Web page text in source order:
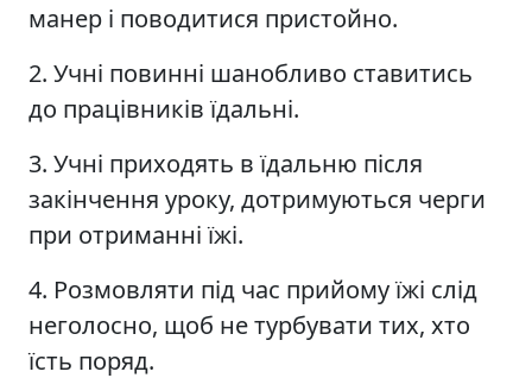
манер і поводитися пристойно.
2. Учні повинні шанобливо ставитись
до працівників їдальні.
3. Учні приходять в їдальню після
закінчення уроку, дотримуються черги
при отриманні їжі.
4. Розмовляти під час прийому їжі слід
неголосно, щоб не турбувати тих, хто
їсть поряд.